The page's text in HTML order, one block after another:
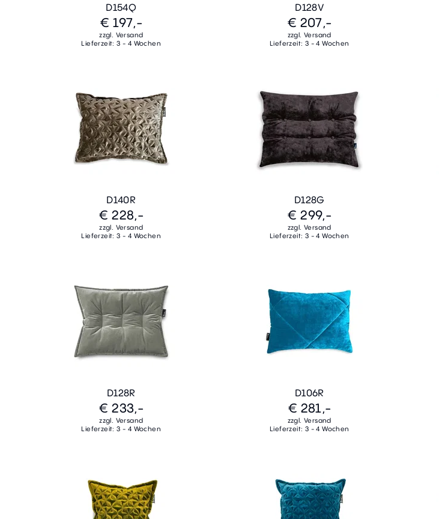
D154Q
€ 197,-
zzgl. Versand
Lieferzeit: 3 - 4 Wochen
D128V
€ 207,-
zzgl. Versand
Lieferzeit: 3 - 4 Wochen
D140R
€ 228,-
zzgl. Versand
Lieferzeit: 3 - 4 Wochen
D128G
€ 299,-
zzgl. Versand
Lieferzeit: 3 - 4 Wochen
D128R
€ 233,-
zzgl. Versand
Lieferzeit: 3 - 4 Wochen
D106R
€ 281,-
zzgl. Versand
Lieferzeit: 3 - 4 Wochen